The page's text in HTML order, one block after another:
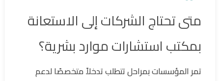
متى تحتاج الشركات إلى الاستعانة
بمكتب استشارات موارد بشرية؟
تمر المؤسسات بمراحل تتطلب تدخلاً متخصصًا لدعم